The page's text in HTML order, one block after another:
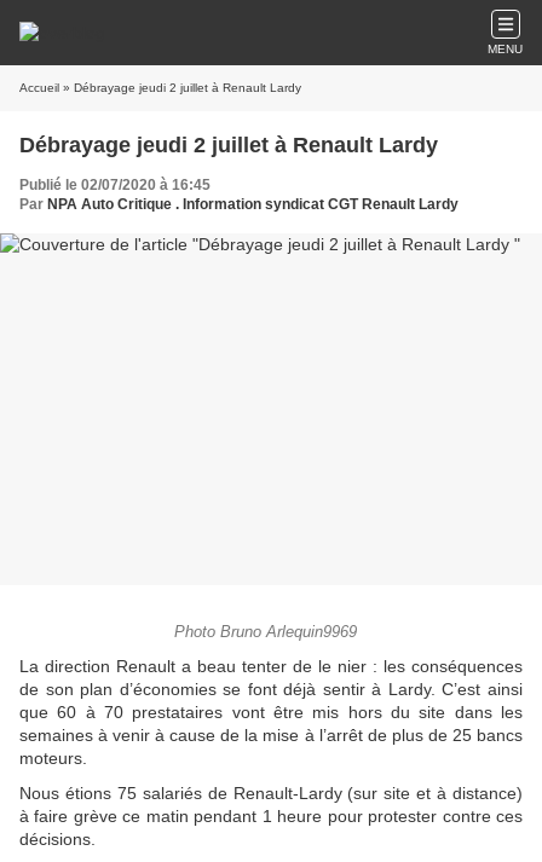
MENU
Accueil » Débrayage jeudi 2 juillet à Renault Lardy
Débrayage jeudi 2 juillet à Renault Lardy
Publié le 02/07/2020 à 16:45
Par NPA Auto Critique . Information syndicat CGT Renault Lardy
Photo Bruno Arlequin9969
La direction Renault a beau tenter de le nier : les conséquences
de son plan d’économies se font déjà sentir à Lardy. C’est ainsi
que 60 à 70 prestataires vont être mis hors du site dans les
semaines à venir à cause de la mise à l’arrêt de plus de 25 bancs
moteurs.
Nous étions 75 salariés de Renault-Lardy (sur site et à distance)
à faire grève ce matin pendant 1 heure pour protester contre ces
décisions.